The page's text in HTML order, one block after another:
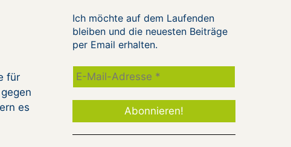
für
es
Ich möchte auf dem Laufenden
bleiben und die neuesten Beiträge
per Email erhalten.